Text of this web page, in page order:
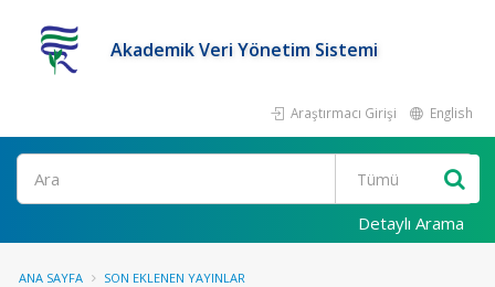
Akademik Veri Yönetim Sistemi
Araştırmacı Girişi English
Ara
Detaylı Arama
ANA SAYFA SON EKLENEN YAYINLAR